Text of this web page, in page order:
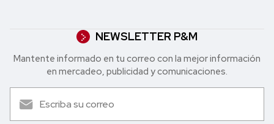
NEWSLETTER P&M
Mantente informado en tu correo con la mejor in formación
en mercadeo, publicidad y comunicaciones.